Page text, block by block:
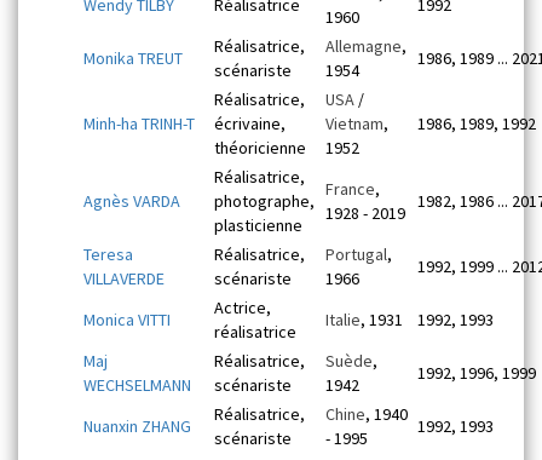
Wendy TILBY Réalisatrice
1960
1992
Monika TREUT
Réalisatrice,
scénariste
Allemagne,
1954
1986, 1989 ...
Minh-ha TRINH-T
Réalisatrice,
écrivaine,
théoricienne
USA /
Vietnam,
1952
1986, 1989, 1992
Agnès VARDA
Réalisatrice,
photographe,
plasticienne
France,
1928 - 2019
1982, 1986 ...
Teresa
VILLAVERDE
Réalisatrice,
scénariste
Portugal,
1966
1992, 1999 ...
Monica VITTI
Actrice,
réalisatrice
Italie, 1931
1992, 1993
Maj
WECHSELMANN
Réalisatrice,
scénariste
Suède,
1942
1992, 1996, 1999
Nuanxin ZHANG
Réalisatrice,
scénariste
Chine, 1940
- 1995
1992, 1993